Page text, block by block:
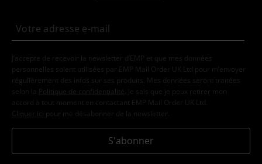
J’accepte de recevoir la newsletter d’EMP et que mes données
personnelles soient utilisées par EMP Mail Order UK Ltd pour m’envoyer
régulièrement des infos sur ses produits. Mes données seront traitées
selon la
Politique de confidentialité . Je sais que je peux retirer mon
accord à tout moment en contactant EMP Mail Order UK Ltd.
Cliquer ici pour me désabonner de la newsletter.
S'abonner